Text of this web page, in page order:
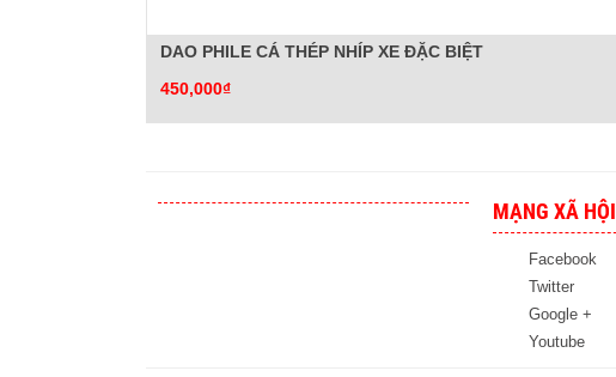
DAO PHILE CÁ THÉP NHÍP XE ĐẶC BIỆT
450,000₫
MẠNG XÃ HỘI
Facebook
Twitter
Google +
Youtube